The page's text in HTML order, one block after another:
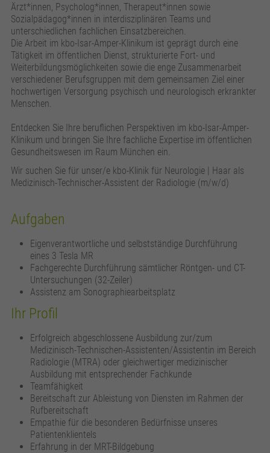
Ärzt*innen, Psycholog*innen, Therapeut*innen sowie
Sozialpädagog*innen in interdisziplinären Teams und
unterschiedlichen fachlichen Einsatzbereichen.
Die Arbeit im kbo-Isar-Amper-Klinikum ist geprägt durch eine
Tätigkeit im öffentlichen Dienst, strukturierte Fort- und
Weiterbildungsmöglichkeiten sowie die enge Zusammenarbeit
verschiedener Berufsgruppen mit dem gemeinsamen Ziel einer
hochwertigen Versorgung psychisch und neurologisch erkrankter
Menschen.
Entdecken Sie Ihre beruflichen Perspektiven im kbo-Isar-Amper-
Klinikum und bringen Sie Ihre fachliche Expertise im öffentlichen
Gesundheitswesen im Raum München ein.
Wir suchen Sie für unser/e kbo-Klinik für Neurologie | Haar als
Medizinisch-Technischer-Assistent der Radiologie (m/w/d)
Aufgaben
Eigenverantwortliche und selbstständige Durchführung
eines 3 Tesla MR
Fachgerechte Durchführung sämtlicher Röntgen- und CT-
Untersuchungen (32-Zeiler)
Assistenz am Sonographiearbeitsplatz
Ihr Profil
Erfolgreich abgeschlossene Ausbildung zur/zum
Medizinisch-Technischen-Assistenten/Assistentin im Bereich
Radiologie (MTRA) oder gleichwertiger medizinischer
Ausbildung mit entsprechender Fachkunde
Teamfähigkeit
Bereitschaft zur Ableistung von Diensten im Rahmen der
Rufbereitschaft
Empathie für die besonderen Bedürfnisse unseres
Patientenklientels
Erfahrung in der MRT-Bildgebung
Zweck Speichert die Kontrasteinstellung der Webseite.
zusätzliche Informationen anzubieten.